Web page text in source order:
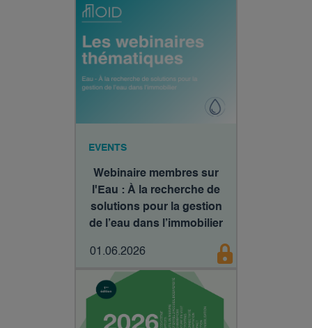
EVENTS
Webinaire membres sur
l'Eau : À la recherche de
solutions pour la gestion
de l’eau dans l’immobilier
01.06.2026